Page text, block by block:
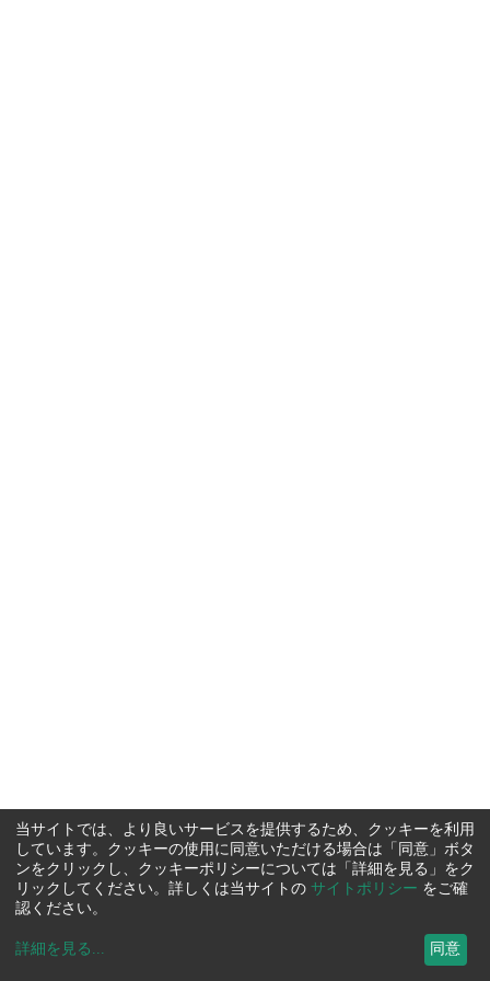
当サイトでは、より良いサービスを提供するため、クッキーを利用
しています。クッキーの使用に同意いただける場合は「同意」ボタ
ンをクリックし、クッキーポリシーについては「詳細を見る」をク
リックしてください。詳しくは当サイトの サイトポリシー をご確
認ください。
詳細を見る ... 同意